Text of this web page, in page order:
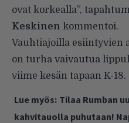
ovat korkealla”,
Keskinen kommentoi.
Vauhtiajoilla esiintyvien
on turha vaivautua
viime kesän tapaan K-18.
Lue myös: Tilaa Rumban
kahvitauolla puhutaan!